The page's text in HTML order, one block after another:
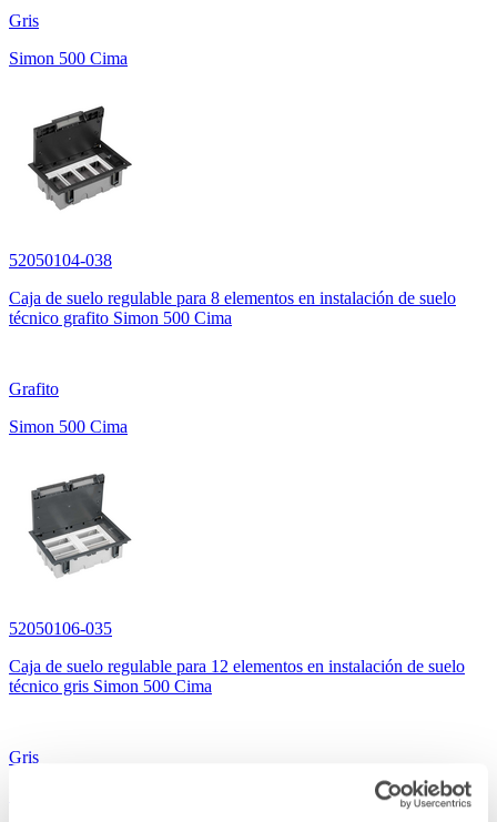
Gris
Simon 500 Cima
52050104-038
Caja de suelo regulable para 8 elementos en instalación de suelo
técnico grafito Simon 500 Cima
Grafito
Simon 500 Cima
52050106-035
Caja de suelo regulable para 12 elementos en instalación de suelo
técnico gris Simon 500 Cima
Gris